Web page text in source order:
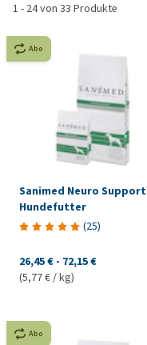
1 - 24von 33 Produkte
Abo
Sanimed Neuro Support
Hundefutter
(25)
26,45 € - 72,15 €
(5,77 € / kg)
Abo